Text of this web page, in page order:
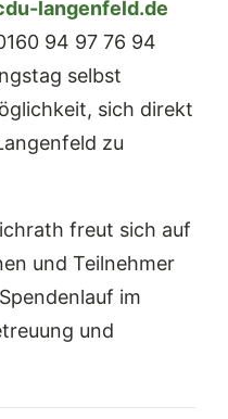
langenfeld.de
94 97 76 94
selbst
sich direkt
zu
freut sich auf
und Teilnehmer
im
und